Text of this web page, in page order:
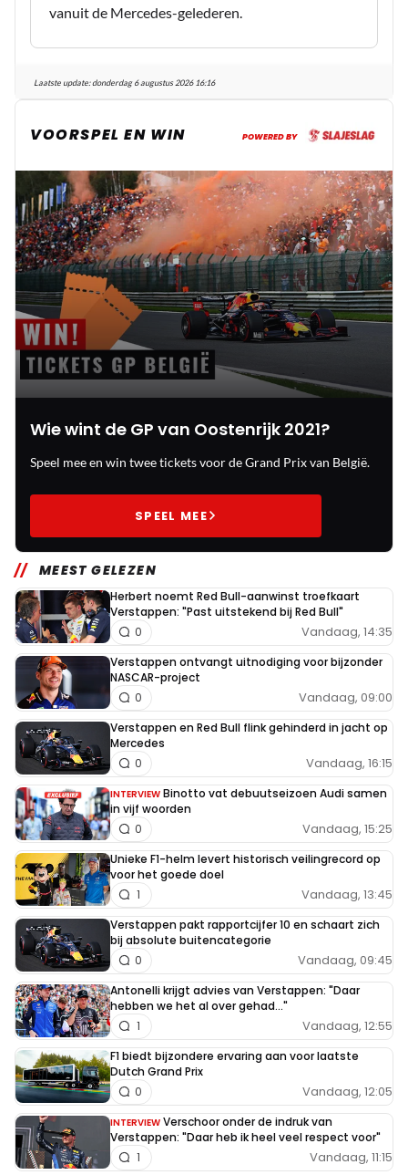
vanuit de Mercedes-gelederen.
Laatste update:donderdag 6 augustus 2026 16:16
VOORSPEL EN WIN POWERED BY
Wie wint de GP van Oostenrijk 2021?
Speel mee en win twee tickets voor de Grand Prix van België.
SPEEL MEE
MEEST GELEZEN
Herbert noemt Red Bull-aanwinst troefkaart
Verstappen: "Past uitstekend bij Red Bull"
Vandaag, 14:35
0
Verstappen ontvangt uitnodiging voor bijzonder
NASCAR-project
Vandaag, 09:00
0
Verstappen en Red Bull flink gehinderd in jacht op
Mercedes
Vandaag, 16:15
0
INTERVIEW Binotto vat debuutseizoen Audi samen
in vijf woorden
Vandaag, 15:25
0
Unieke F1-helm levert historisch veilingrecord op
voor het goede doel
Vandaag, 13:45
1
Verstappen pakt rapportcijfer 10 en schaart zich
bij absolute buitencategorie
Vandaag, 09:45
0
Antonelli krijgt advies van Verstappen: "Daar
hebben we het al over gehad..."
Vandaag, 12:55
1
F1 biedt bijzondere ervaring aan voor laatste
Dutch Grand Prix
Vandaag, 12:05
0
INTERVIEW Verschoor onder de indruk van
Verstappen: "Daar heb ik heel veel respect voor"
Vandaag, 11:15
1